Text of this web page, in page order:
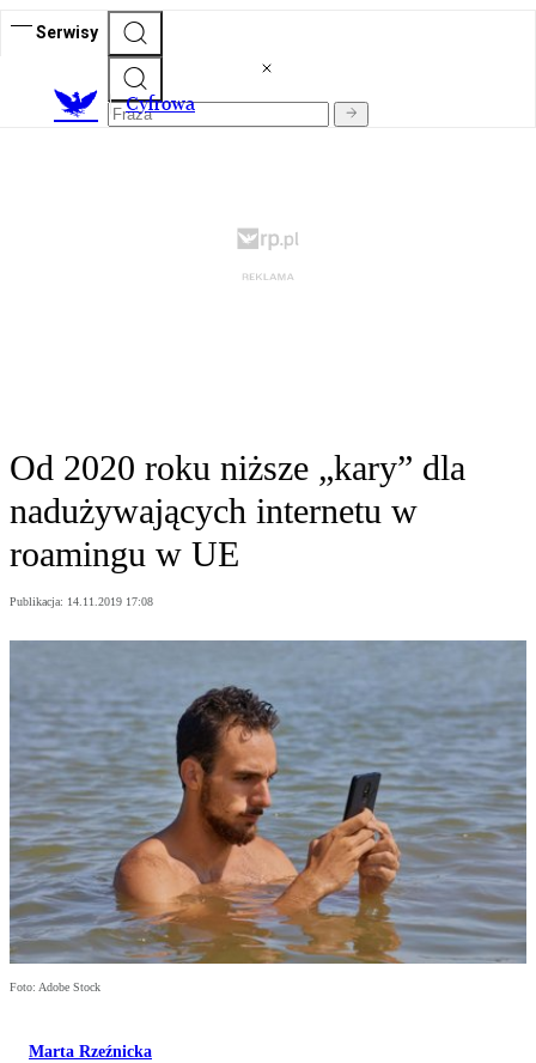
Serwisy
Cyfrowa
Od 2020 roku niższe „kary” dla
nadużywających internetu w
roamingu w UE
Publikacja: 14.11.2019 17:08
Foto: Adobe Stock
Marta Rzeźnicka